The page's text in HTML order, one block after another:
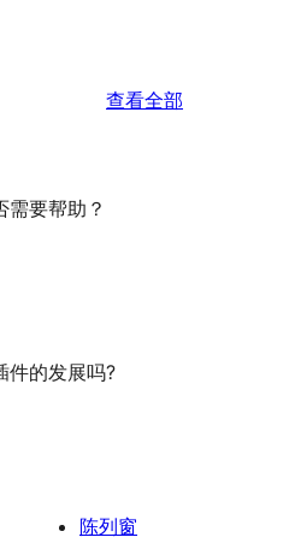
查看全部
需要帮助？
件的发展吗?
陈列窗